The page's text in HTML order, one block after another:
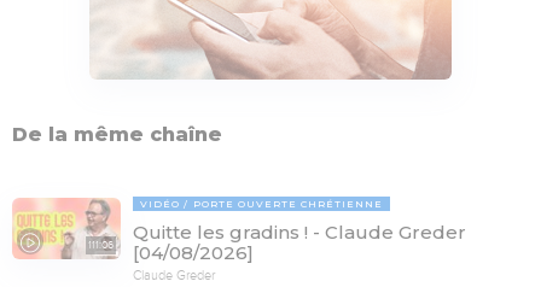
De la même chaîne
111:06
VIDÉO PORTE OUVERTE CHRÉTIENNE
Quitte les gradins ! - Claude Greder
[04/08/2026]
Claude Greder